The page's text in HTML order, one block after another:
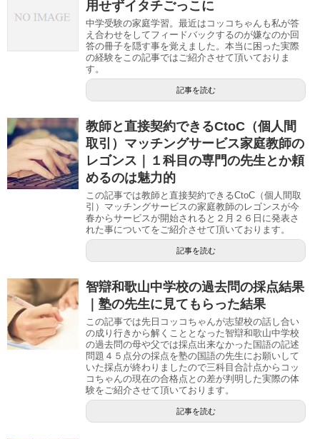
用せずイタチごっこに
中学受験の家庭学習。最近はコッコちゃんも私が答
え合わせをしてフィードバックするのが嫌なのか回
答の冊子を隠す事を覚えました。本当に困った実際
の経験をこの記事ではご紹介させて頂いておりま
す。
記事を読む
教師と直接契約できるCtoC（個人間
取引）マッチングサービス家庭教師の
レゴンス｜１科目の専門の先生とか頼
めるのは魅力的
この記事では教師と直接契約できるCtoC（個人間取
引）マッチングサービスの家庭教師のレゴンスが今
春からサービスが開始されると２月２６日に発表さ
れた事についてをご紹介させて頂いております。
記事を読む
智辯和歌山中学校の過去問の採点結果
｜塾の先生に見てもらった結果
この記事では先日コッコちゃんが志望校の話し合い
の成り行きから解くこととなった智辯和歌山中学校
の過去問の母や父では採点出来なかった国語の記述
問題４５点分の採点を塾の国語の先生にお願いして
いた採点が終わりましたので三科目合計点からコッ
コちゃんの現在の合格点との差が判明した実際の体
験をご紹介させて頂いております。
記事を読む